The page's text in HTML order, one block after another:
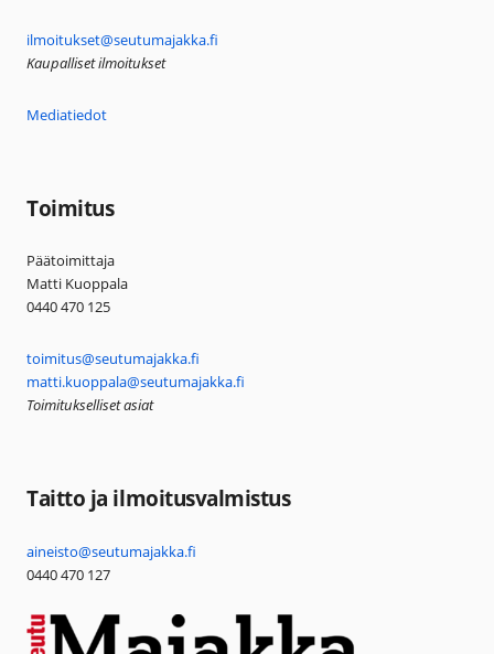
ilmoitukset@seutumajakka.fi
Kaupalliset ilmoitukset
Mediatiedot
Toimitus
Päätoimittaja
Matti Kuoppala
0440 470 125
toimitus@seutumajakka.fi
matti.kuoppala@seutumajakka.fi
Toimitukselliset asiat
Taitto ja ilmoitusvalmistus
aineisto@seutumajakka.fi
0440 470 127